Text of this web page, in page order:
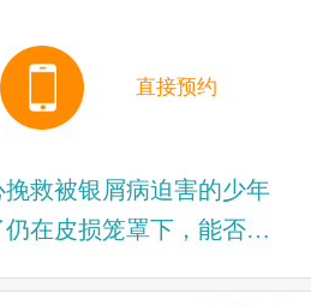
直接预约
挽救被银屑病迫害的少年
在皮损笼罩下，能否被救赎